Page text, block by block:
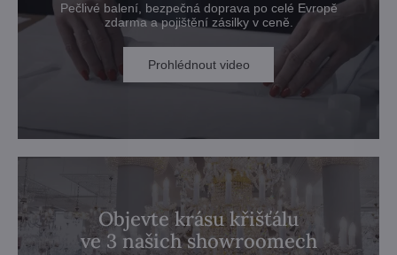
Pečlivé balení, bezpečná doprava po celé Evropě
zdarma a pojištění zásilky v ceně.
Prohlédnout video
Objevte krásu křišťálu
ve 3 našich showroomech